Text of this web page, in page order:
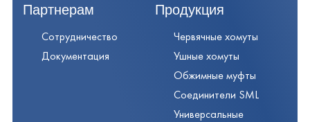
Партнерам
Сотрудничество
Документация
Продукция
Червячные хомуты
Ушные хомуты
Обжимные муфты
Соединители SML
Универсальные